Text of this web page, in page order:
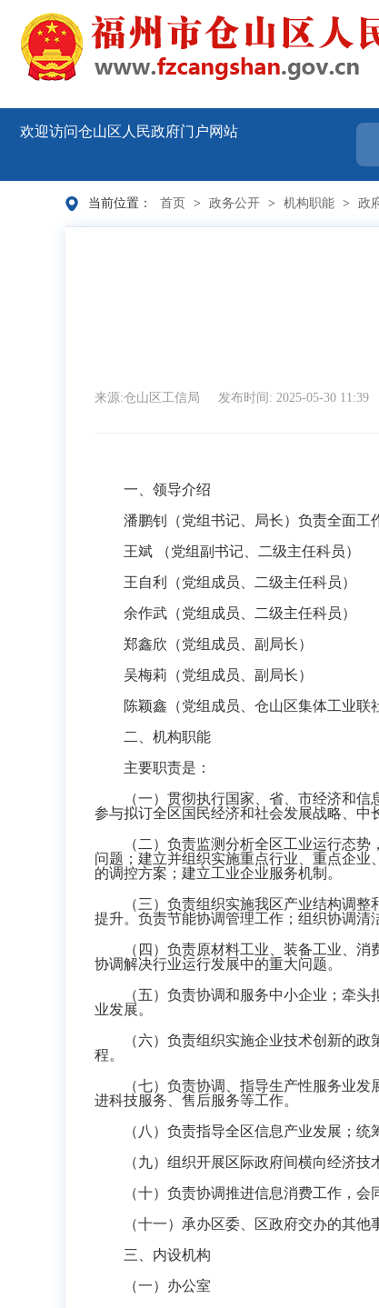
欢迎访问仓山区人民政府门户网站
当前位置： 首页 > 政务公开 > 机构职能 > 政
来源:仓山区工信局 发布时间: 2025-05-30 11:39
一、领导介绍
潘鹏钊（党组书记、局长）负责全面工
王斌 （党组副书记 、二级主任科员）
王自利（党组成员、二级主任科员）
余作武（党组成员、二级主任科员）
郑鑫欣（党组成员、副局长）
吴梅莉（党组成员、副局长）
陈颖鑫（党组成员、仓山区集体工业联
二、机构职能
主要职责是：
（一）贯彻执行国家、省、市经济和信息
参与拟订全区国民经济和社会发展战略、中
（二）负责监测分析全区工业运行态势，
问题；建立并组织实施重点行业、重点企
的调控方案；建立工业企业服务机制。
（三）负责组织实施我区产业结构调整和
提升。负责节能协调管理工作；组织协调清
（四）负责原材料工业、装备工业、消费
协调解决行业运行发展中的重大问题。
（五）负责协调和服务中小企业；牵头拟
业发展。
（六）负责组织实施企业技术创新的政策
程。
（七）负责协调、指导生产性服务业发展
进科技服务、售后服务等工作。
（八）负责指导全区信息产业发展；统筹
（九）组织开展区际政府间横向经济技术
（十）负责协调推进信息消费工作，会
（十一）承办区委、区政府交办的其他
三、内设机构
（一）办公室